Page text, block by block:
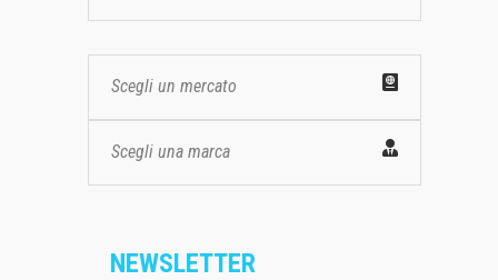
Scegli un mercato
Scegli una marca
NEWSLETTER